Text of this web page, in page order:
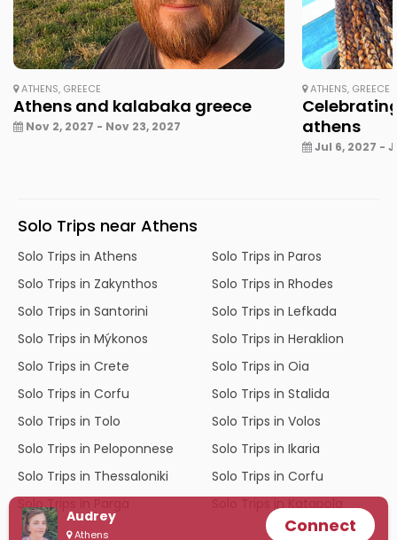
Audrey
Athens Connect
ATHENS, GREECE
Athens and kalabaka greece
Nov 2, 2027 - Nov 23, 2027
ATHENS, GREECE
athens
Jul 6, 2027 -
Solo Trips near Athens
Solo Trips in Athens
Solo Trips in Zakynthos
Solo Trips in Santorini
Solo Trips in Mýkonos
Solo Trips in Crete
Solo Trips in Corfu
Solo Trips in Tolo
Solo Trips in Peloponnese
Solo Trips in Thessaloniki
Solo Trips in Parga
Solo Trips in Paros
Solo Trips in Rhodes
Solo Trips in Lefkada
Solo Trips in Heraklion
Solo Trips in Oia
Solo Trips in Stalida
Solo Trips in Volos
Solo Trips in Ikaria
Solo Trips in Corfu